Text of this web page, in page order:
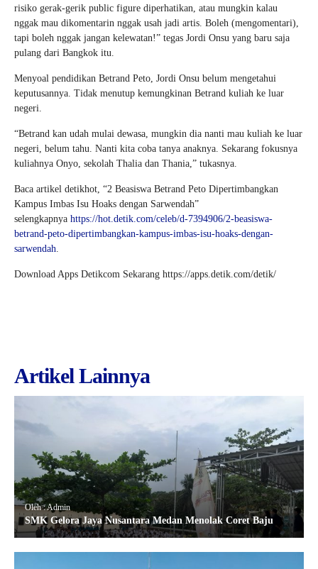
risiko gerak-gerik public figure diperhatikan, atau mungkin kalau
nggak mau dikomentarin nggak usah jadi artis. Boleh (mengomentari),
tapi boleh nggak jangan kelewatan!” tegas Jordi Onsu yang baru saja
pulang dari Bangkok itu.
Menyoal pendidikan Betrand Peto, Jordi Onsu belum mengetahui
keputusannya. Tidak menutup kemungkinan Betrand kuliah ke luar
negeri.
“Betrand kan udah mulai dewasa, mungkin dia nanti mau kuliah ke luar
negeri, belum tahu. Nanti kita coba tanya anaknya. Sekarang fokusnya
kuliahnya Onyo, sekolah Thalia dan Thania,” tukasnya.
Baca artikel detikhot, “2 Beasiswa Betrand Peto Dipertimbangkan
Kampus Imbas Isu Hoaks dengan Sarwendah”
selengkapnya https://hot.detik.com/celeb/d-7394906/2-beasiswa-
betrand-peto-dipertimbangkan-kampus-imbas-isu-hoaks-dengan-
sarwendah
Download Apps Detikcom Sekarang https://apps.detik.com/detik/
Artikel Lainnya
Oleh : Admin
SMK Gelora Jaya Nusantara Medan Menolak Coret Baju